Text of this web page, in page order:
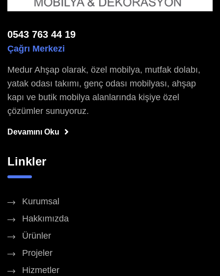
0543 763 44 19
Çağrı Merkezi
Medur Ahşap olarak, özel mobilya, mutfak dolabı,
yatak odası takımı, genç odası mobilyası, ahşap
kapı ve butik mobilya alanlarında kişiye özel
çözümler sunuyoruz.
Devamını Oku
Linkler
Kurumsal
Hakkımızda
Ürünler
Projeler
Hizmetler